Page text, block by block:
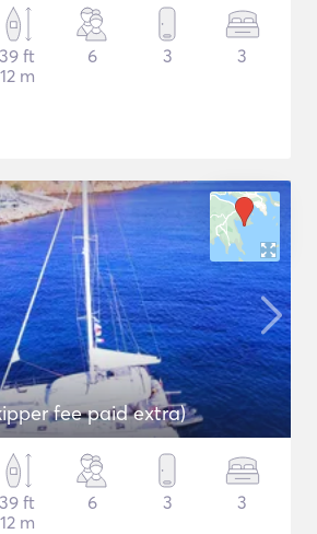
39 ft
12 m
6 3 3
fee paid extra)
39 ft
12 m
6 3 3